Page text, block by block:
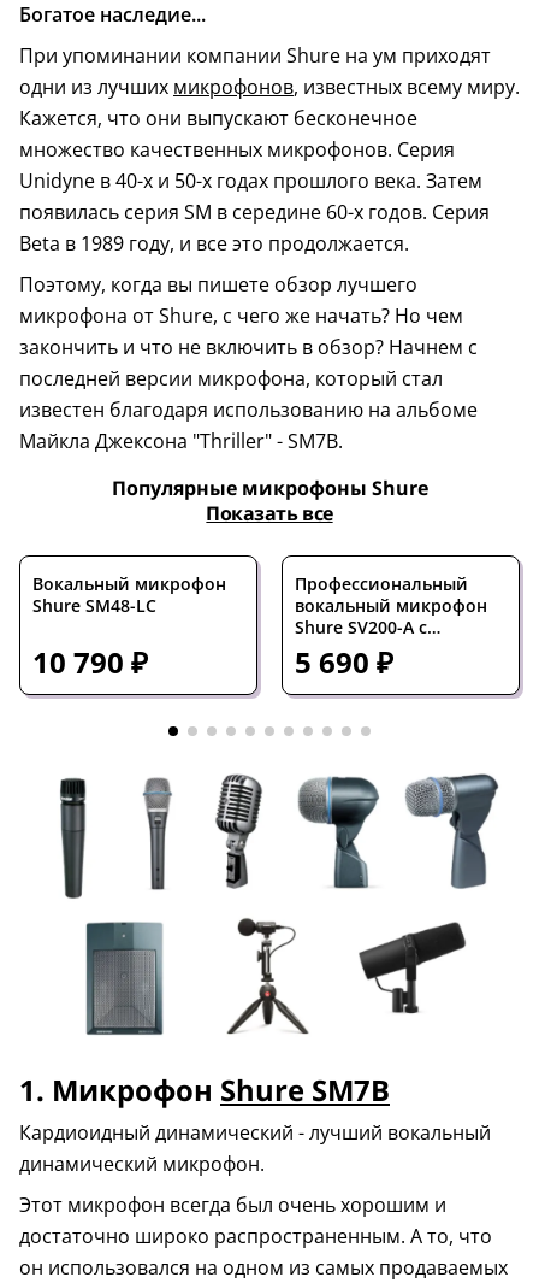
Богатое наследие...
При упоминании компании Shure на ум приходят
одни из лучших микрофонов, известных всему миру.
Кажется, что они выпускают бесконечное
множество качественных микрофонов. Серия
Unidyne в 40-х и 50-х годах прошлого века. Затем
появилась серия SM в середине 60-х годов. Серия
Beta в 1989 году, и все это продолжается.
Поэтому, когда вы пишете обзор лучшего
микрофона от Shure, с чего же начать? Но чем
закончить и что не включить в обзор? Начнем с
последней версии микрофона, который стал
известен благодаря использованию на альбоме
Майкла Джексона "Thriller" - SM7B.
Популярные микрофоны Shure
Показать все
Вокальный микрофон
Shure SM48-LC
10 790 ₽
Профессиональный
вокальный микрофон
Shure SV200-A с
кабелем, XLR – XLR
5 690 ₽
1. Микрофон Shure SM7B
Кардиоидный динамический - лучший вокальный
динамический микрофон.
Этот микрофон всегда был очень хорошим и
достаточно широко распространенным. А то, что
он использовался на одном из самых продаваемых